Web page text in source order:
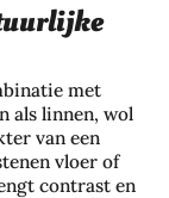
met
als linnen, wol
van een
vloer of
contrast en